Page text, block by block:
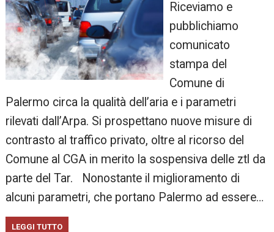
Riceviamo e
pubblichiamo
comunicato
stampa del
Comune di
Palermo circa la qualità dell’aria e i parametri
rilevati dall’Arpa. Si prospettano nuove misure di
contrasto al traffico privato, oltre al ricorso del
Comune al CGA in merito la sospensiva delle ztl da
parte del Tar. Nonostante il miglioramento di
alcuni parametri, che portano Palermo ad essere…
LEGGI TUTTO